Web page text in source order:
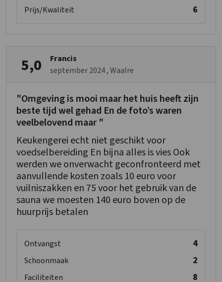
Prijs/Kwaliteit 6
5,0
Francis
september 2024, Waalre
"Omgeving is mooi maar het huis heeft zijn
beste tijd wel gehad En de foto’s waren
veelbelovend maar "
Keukengerei echt niet geschikt voor
voedselbereiding En bijna alles is vies Ook
werden we onverwacht geconfronteerd met
aanvullende kosten zoals 10 euro voor
vuilniszakken en 75 voor het gebruik van de
sauna we moesten 140 euro boven op de
huurprijs betalen
Ontvangst 4
Schoonmaak 2
Faciliteiten 8